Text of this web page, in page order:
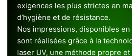
exigences les plus strictes en
d’hygiène et de résistance.
Nos impressions, disponibles
sont réalisées grâce à la
laser UV, une méthode propre